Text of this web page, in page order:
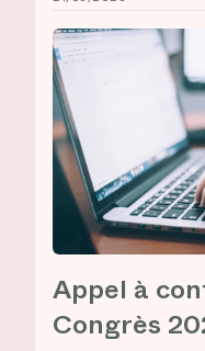
Appel à
Congrès